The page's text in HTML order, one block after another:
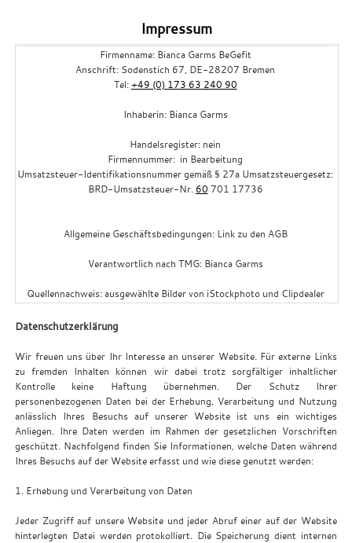
Impressum
Firmenname: Bianca Garms BeGefit
Anschrift: Sodenstich 67, DE-28207 Bremen
Tel:+49 (0) 173 63 240 90
Inhaberin: Bianca Garms
Handelsregister: nein
Firmennummer: in Bearbeitung
Umsatzsteuer-Identifikationsnummer gemäß § 27a Umsatzsteuergesetz:
BRD-Umsatzsteuer-Nr. 60 701 17736
Allgemeine Geschäftsbedingungen: Link zu den AGB
Verantwortlich nach TMG: Bianca Garms
Quellennachweis: ausgewählte Bilder von iStockphoto und Clipdealer
Datenschutzerklärung
Wir freuen uns über Ihr Interesse an unserer Website. Für externe Links
zu fremden Inhalten können wir dabei trotz sorgfältiger inhaltlicher
Kontrolle keine Haftung übernehmen. Der Schutz Ihrer
personenbezogenen Daten bei der Erhebung, Verarbeitung und Nutzung
anlässlich Ihres Besuchs auf unserer Website ist uns ein wichtiges
Anliegen. Ihre Daten werden im Rahmen der gesetzlichen Vorschriften
geschützt. Nachfolgend finden Sie Informationen, welche Daten während
Ihres Besuchs auf der Website erfasst und wie diese genutzt werden:
1. Erhebung und Verarbeitung von Daten
Jeder Zugriff auf unsere Website und jeder Abruf einer auf der Website
hinterlegten Datei werden protokolliert. Die Speicherung dient internen